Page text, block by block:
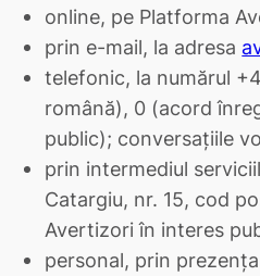
online, pe Platforma
prin e-mail, la adresa
telefonic, la numărul
română), 0 (acord
public); conversațiile
prin intermediul
Catargiu, nr. 15, cod
Avertizori în interes
personal, prin